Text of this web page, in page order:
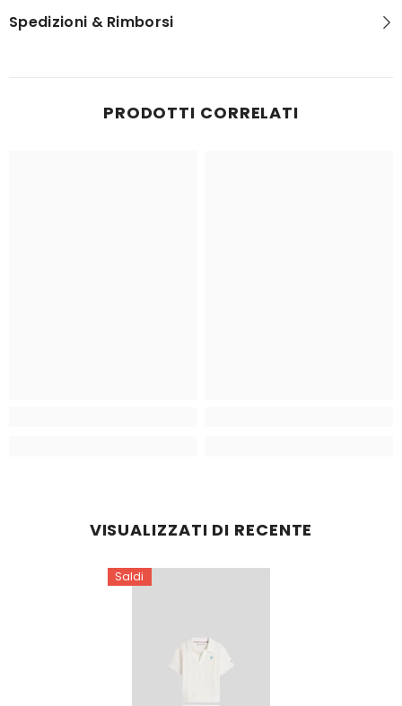
Spedizioni & Rimborsi
PRODOTTI CORRELATI
VISUALIZZATI DI RECENTE
Saldi